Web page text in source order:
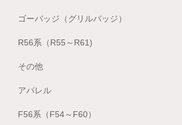
ゴーバッジ（グリルバッジ）
R56系（R55～R61)
その他
アパレル
F56系（F54～F60）